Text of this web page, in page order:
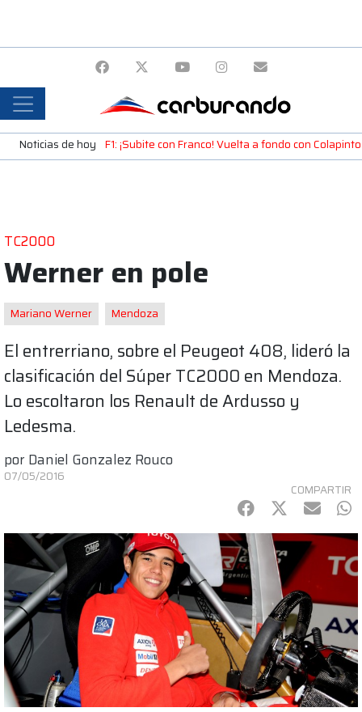
Noticias de hoy F1: ¡Subite con Franco! Vuelta a fondo con
TC2000
Werner en pole
Mariano Werner Mendoza
El entrerriano, sobre el Peugeot 408, lideró la
clasificación del Súper TC2000 en Mendoza.
Lo escoltaron los Renault de Ardusso y
Ledesma.
por Daniel Gonzalez Rouco
07/05/2016
COMPARTIR
Facebook
Twitter
mail